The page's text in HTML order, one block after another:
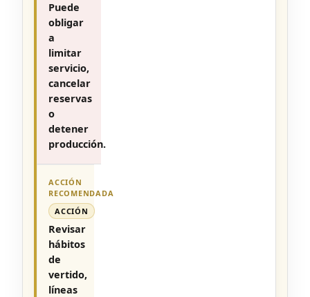
Puede
obligar
a
limitar
servicio,
cancelar
reservas
o
detener
producción.
ACCIÓN
Revisar
hábitos
de
vertido,
líneas